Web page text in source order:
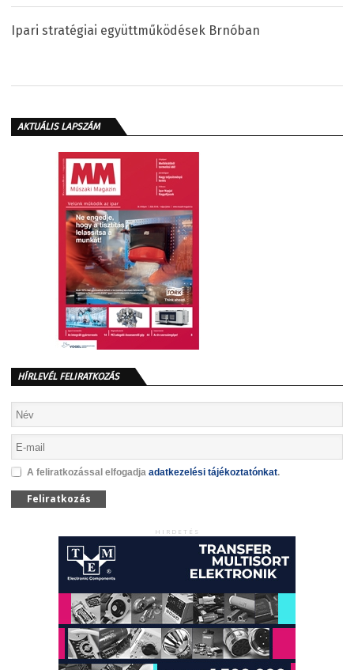
Ipari stratégiai együttműködések Brnóban
AKTUÁLIS LAPSZÁM
HÍRLEVÉL FELIRATKOZÁS
A feliratkozással elfogadja adatkezelési tájékoztatónkat.
Feliratkozás
HIRDETÉS